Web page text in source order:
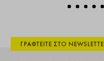
ΓΡΑΦΤΕΙΤΕ ΣΤΟ